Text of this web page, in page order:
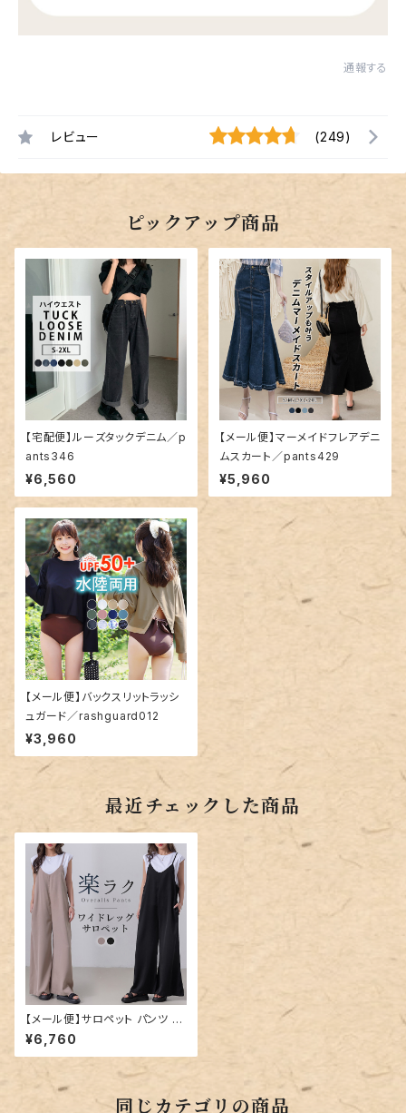
通報する
レビュー (249)
ピックアップ商品
【宅配便】ルーズタックデニム／p
ants346
¥6,560
【メール便】マーメイドフレアデニ
ムスカート／pants429
¥5,960
【メール便】バックスリットラッシ
ュガード／rashguard012
¥3,960
最近チェックした商品
【メール便】サロペット パンツ ワ
イド レディース オールインワン
／pants620
¥6,760
同じカテゴリの商品